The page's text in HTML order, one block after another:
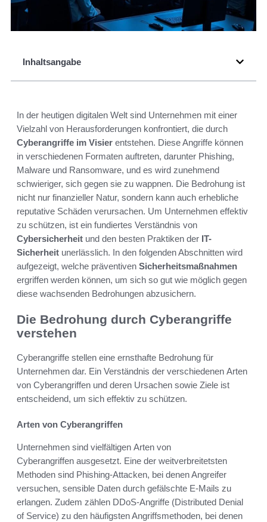
Inhaltsangabe
In der heutigen digitalen Welt sind Unternehmen mit einer
Vielzahl von Herausforderungen konfrontiert, die durch
Cyberangriffe im Visier entstehen. Diese Angriffe können
in verschiedenen Formaten auftreten, darunter Phishing,
Malware und Ransomware, und es wird zunehmend
schwieriger, sich gegen sie zu wappnen. Die Bedrohung ist
nicht nur finanzieller Natur, sondern kann auch erhebliche
reputative Schäden verursachen. Um Unternehmen effektiv
zu schützen, ist ein fundiertes Verständnis von
Cybersicherheit und den besten Praktiken der IT-
Sicherheit unerlässlich. In den folgenden Abschnitten wird
aufgezeigt, welche präventiven Sicherheitsmaßnahmen
ergriffen werden können, um sich so gut wie möglich gegen
diese wachsenden Bedrohungen abzusichern.
Die Bedrohung durch Cyberangriffe
verstehen
Cyberangriffe stellen eine ernsthafte Bedrohung für
Unternehmen dar. Ein Verständnis der verschiedenen Arten
von Cyberangriffen und deren Ursachen sowie Ziele ist
entscheidend, um sich effektiv zu schützen.
Arten von Cyberangriffen
Unternehmen sind vielfältigen Arten von
Cyberangriffen ausgesetzt. Eine der weitverbreitetsten
Methoden sind Phishing-Attacken, bei denen Angreifer
versuchen, sensible Daten durch gefälschte E-Mails zu
erlangen. Zudem zählen DDoS-Angriffe (Distributed Denial
of Service) zu den häufigsten Angriffsmethoden, bei denen